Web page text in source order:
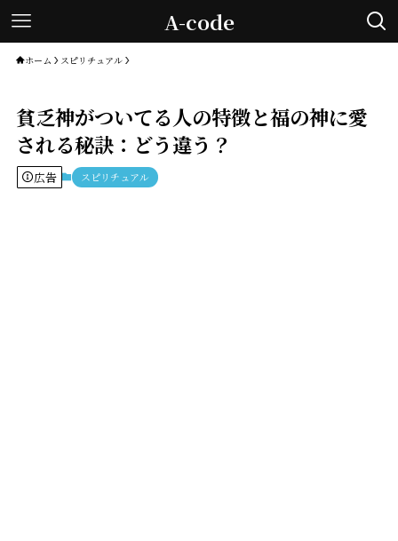
A-code
ホーム スピリチュアル
貧乏神がついてる人の特徴と福の神に愛
される秘訣：どう違う？
広告 スピリチュアル